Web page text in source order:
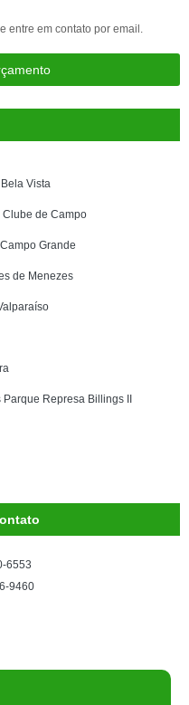
e entre em contato por email.
Vista
de Campo
Grande
de Menezes
Represa Billings II
6553
9460